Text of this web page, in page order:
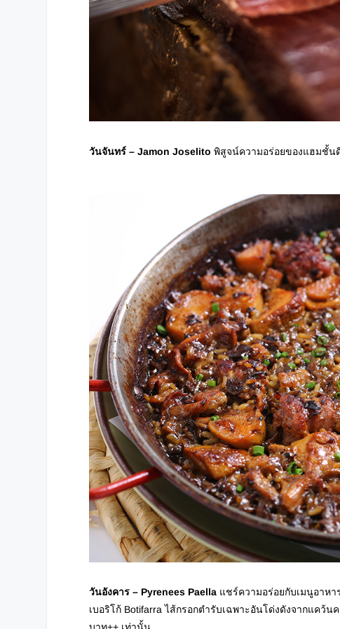
วันจันทร์– Jamon Joselitoพิสูจน์ความอร่อยของแฮมชั้น
วันอังคาร– Pyrenees Paella แชร์ความอร่อยกับเมนูอาห
เบอริโก้ Botifarra ไส้กรอกตำรับเฉพาะอันโด่งดังจากแคว้